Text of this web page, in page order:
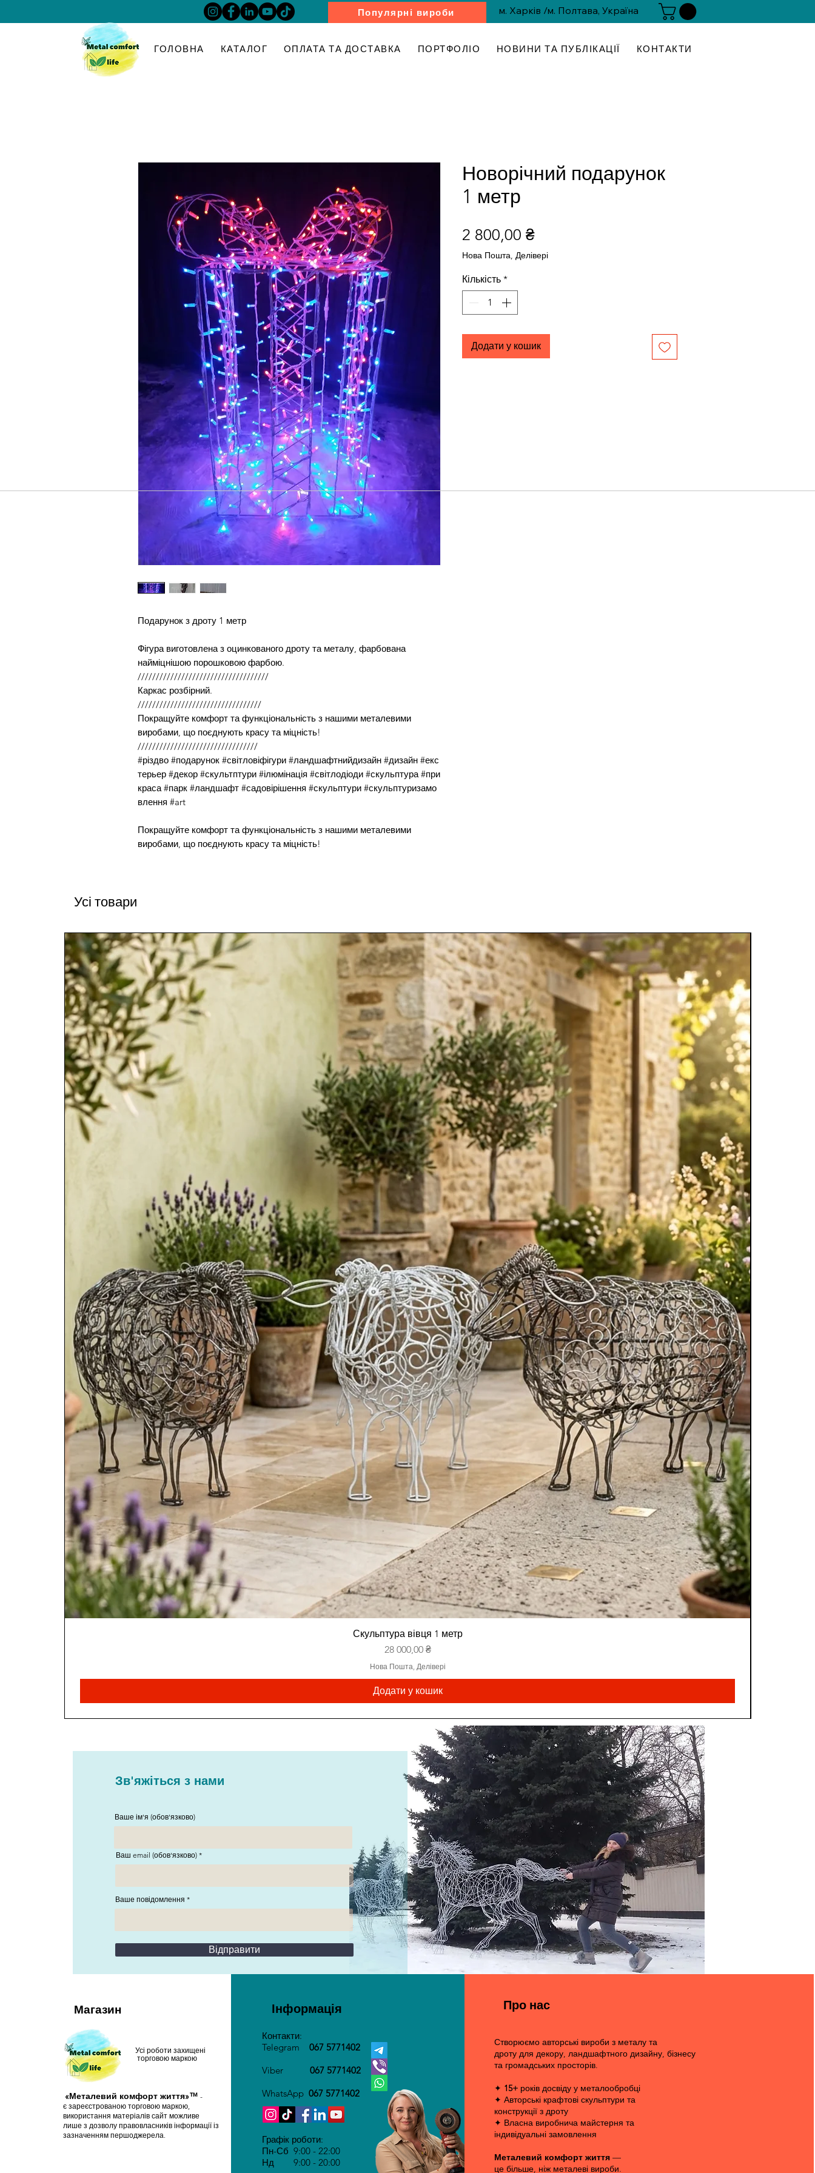
Популярні вироби м. Харків /м. Полтава, Україна
ГОЛОВНА КАТАЛОГ ОПЛАТА ТА ДОСТАВКА ПОРТФОЛІО НОВИНИ ТА ПУБЛІКАЦІЇ КОНТАКТИ
Подарунок з дроту 1 метр
Фігура виготовлена ​​з оцинкованого дроту та металу, фарбована
найміцнішою порошковою фарбою.
////////////////////////////////////
Каркас розбірний.
//////////////////////////////////
Покращуйте комфорт та функціональність з нашими металевими
виробами, що поєднують красу та міцність!
/////////////////////////////////
#різдво #подарунок #світловіфігури #ландшафтнийдизайн #дизайн #екс
терьер #декор #скультптури #ілюмінація #світлодіоди #скульптура #при
краса #парк #ландшафт #садовірішення #скульптури #скульптуризамо
влення #art
Покращуйте комфорт та функціональність з нашими металевими
виробами, що поєднують красу та міцність!
Новорічний подарунок
1 метр
2 800,00 ₴Ціна
Нова Пошта, Делівері
Кількість *
Додати у кошик
Усі товари
Скульптура вівця 1 метр
Ціна
28 000,00 ₴
Нова Пошта, Делівері
Додати у кошик
Зв'яжіться з нами
Ваше ім'я (обов'язково)
Ваш email (обов'язково)
Ваше повідомлення
Відправити
Магазин
Усі роботи захищені
торговою маркою
«Металевий комфорт життя»™ -
є зареєстрованою торговою маркою,
використання матеріалів сайт можливе
лише з дозволу правовласників інформації із
зазначенням першоджерела.
Інформація
Контакти:
Telegram 067 5771402
Viber 067 5771402
WhatsApp 067 5771402​
Графік роботи:
Пн-Сб 9:00 - 22:00
Нд 9:00 - 20:00 ​
Про нас
Створюємо авторські вироби з металу та
дроту для декору, ландшафтного дизайну, бізнесу
та громадських просторів.
✦ 15+ років досвіду у металообробці
✦ Авторські крафтові скульптури та
конструкції з дроту
✦ Власна виробнича майстерня та
індивідуальні замовлення​​
Металевий комфорт життя —
це більше, ніж металеві вироби.